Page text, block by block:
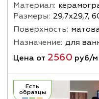
Материал:
Размеры: 29,7х29,7,
Поверхность:
Назначение: для
Цена от 2560 руб/
Есть
образцы